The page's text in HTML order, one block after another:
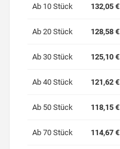
Ab 10 Stück 132,05 €
Ab 20 Stück 128,58 €
Ab 30 Stück 125,10 €
Ab 40 Stück 121,62 €
Ab 50 Stück 118,15 €
Ab 70 Stück 114,67 €